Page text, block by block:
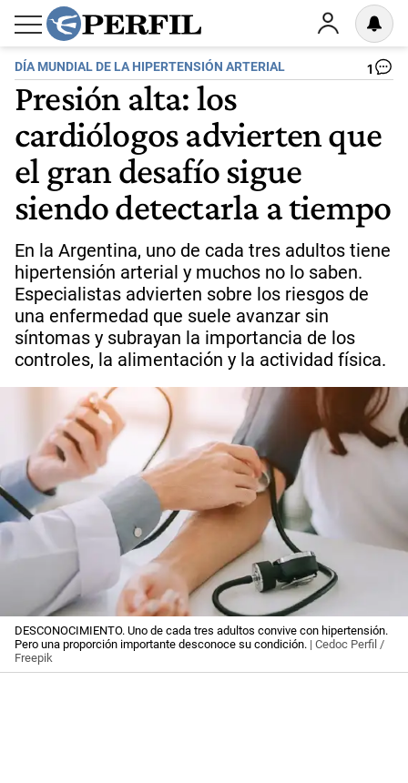
DÍA MUNDIAL DE LA HIPERTENSIÓN ARTERIAL 1
Presión alta: los
cardiólogos advierten que
el gran desafío sigue
siendo detectarla a tiempo
En la Argentina, uno de cada tres adultos tiene
hipertensión arterial y muchos no lo saben.
Especialistas advierten sobre los riesgos de
una enfermedad que suele avanzar sin
síntomas y subrayan la importancia de los
controles, la alimentación y la actividad física.
DESCONOCIMIENTO. Uno de cada tres adultos convive con hipertensión.
Pero una proporción importante desconoce su condición. | Cedoc Perfil /
Freepik